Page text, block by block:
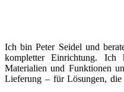
Ich bin Peter Seidel und
kompletter Einrichtung.
Materialien und Funktionen
Lieferung – für Lösungen,